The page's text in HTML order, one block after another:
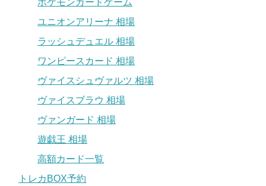
ポケモンカードゲーム
ユニオンアリーナ 相場
ラッシュデュエル 相場
ワンピースカード 相場
ヴァイスシュヴァルツ 相場
ヴァイスブラウ 相場
ヴァンガード 相場
遊戯王 相場
高額カード一覧
トレカBOX予約